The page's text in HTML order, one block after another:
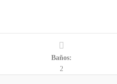
Baños:
2